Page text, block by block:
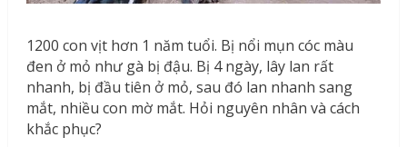
1200 con vịt hơn 1 năm tuổi. Bị nổi mụn cóc màu
đen ở mỏ như gà bị đậu. Bị 4 ngày, lây lan rất
nhanh, bị đầu tiên ở mỏ, sau đó lan nhanh sang
mắt, nhiều con mờ mắt. Hỏi nguyên nhân và cách
khắc phục?